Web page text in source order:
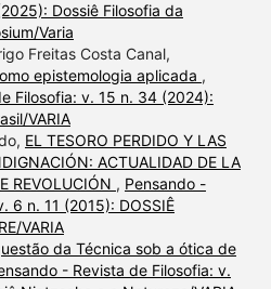
Dossiê Filosofia da
Varia
Freitas Costa Canal,
epistemologia aplicada ,
Filosofia: v. 15 n. 34 (2024):
VARIA
EL TESORO PERDIDO Y LAS
ACTUALIDAD DE LA
REVOLUCIÓN , Pensando -
6 n. 11 (2015): DOSSIÊ
VARIA
da Técnica sob a ótica de
- Revista de Filosofia: v.